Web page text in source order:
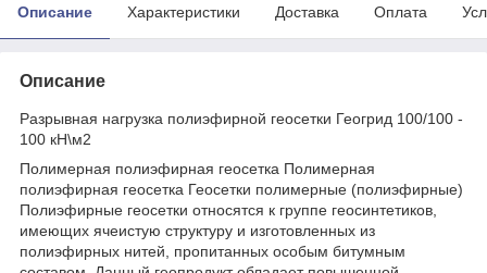
Описание Характеристики Доставка Оплата
Описание
Разрывная нагрузка полиэфирной геосетки Геогрид 100/100 -
100 кН\м2
Полимерная полиэфирная геосетка Полимерная
полиэфирная геосетка Геосетки полимерные (полиэфирные)
Полиэфирные геосетки относятся к группе геосинтетиков,
имеющих ячеистую структуру и изготовленных из
полиэфирных нитей, пропитанных особым битумным